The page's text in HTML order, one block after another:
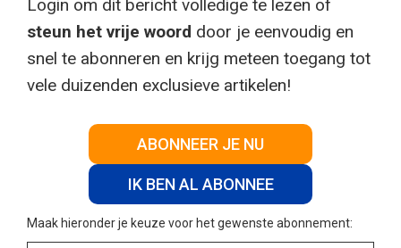
Login om dit bericht volledige te lezen of
steun het vrije woord door je eenvoudig en
snel te abonneren en krijg meteen toegang tot
vele duizenden exclusieve artikelen!
ABONNEER JE NU
IK BEN AL ABONNEE
Maak hieronder je keuze voor het gewenste abonnement: